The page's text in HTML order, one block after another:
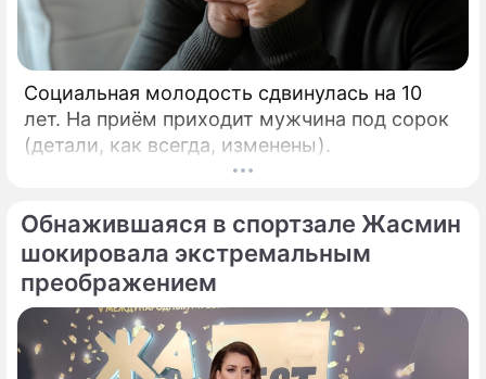
Социальная молодость сдвинулась на 10
лет. На приём приходит мужчина под сорок
(детали, как всегда, изменены).
Обнажившаяся в спортзале Жасмин
шокировала экстремальным
преображением